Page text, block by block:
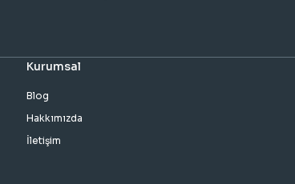
Kurumsal
Blog
Hakkımızda
İletişim